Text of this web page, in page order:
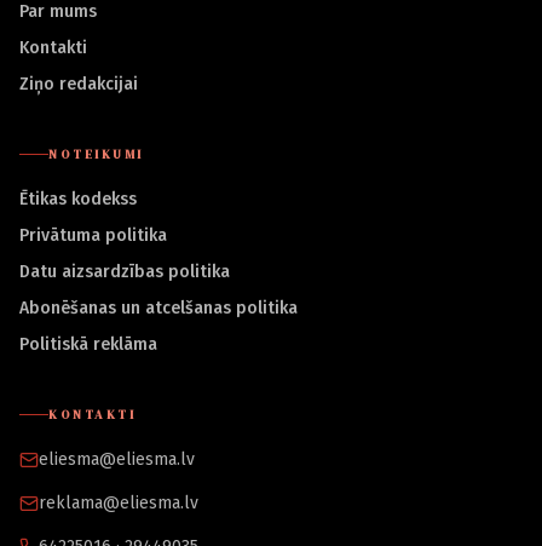
Par mums
Kontakti
Ziņo redakcijai
NOTEIKUMI
Ētikas kodekss
Privātuma politika
Datu aizsardzības politika
Abonēšanas un atcelšanas politika
Politiskā reklāma
KONTAKTI
eliesma@eliesma.lv
reklama@eliesma.lv